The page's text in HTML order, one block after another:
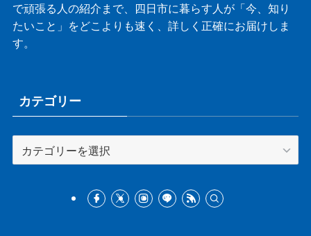
で頑張る人の紹介まで、四日市に暮らす人が「今、知り
たいこと」をどこよりも速く、詳しく正確にお届けしま
す。
カテゴリー
テ